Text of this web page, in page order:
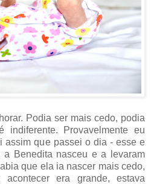
Podia ser mais cedo, podia
Provavelmente eu
assim que passei o dia - esse e
Benedita nasceu e a levaram
que ela ia nascer mais cedo,
era grande, estava